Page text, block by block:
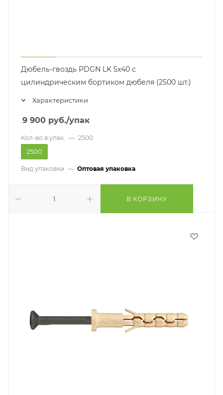
Дюбель-гвоздь PDGN LK 5х40 с
цилиндрическим бортиком дюбеля (2500 шт.)
Характеристики
9 900 руб./упак
Кол-во в упак. — 2500
2500
Вид упаковки — Оптовая упаковка
В КОРЗИНУ